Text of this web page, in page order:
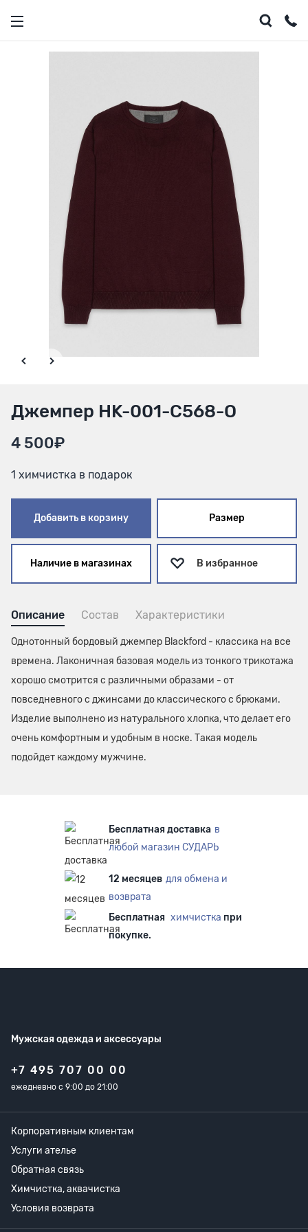
Джемпер HK-001-С568-О
4 500₽
1 химчистка в подарок
Добавить в корзину Размер
Наличие в магазинах В избранное
Описание Состав Характеристики
Однотонный бордовый джемпер Blackford - классика на все
времена. Лаконичная базовая модель из тонкого трикотажа
хорошо смотрится с различными образами - от
повседневного с джинсами до классического с брюками.
Изделие выполнено из натурального хлопка, что делает его
очень комфортным и удобным в носке. Такая модель
подойдет каждому мужчине.
Бесплатная доставка в
любой магазин СУДАРЬ
12 месяцев для обмена и
возврата
Бесплатная химчистка при
покупке.
Мужская одежда и аксессуары
+7 495 707 00 00
ежедневно с 9:00 до 21:00
Корпоративным клиентам
Услуги ателье
Обратная связь
Химчистка, аквачистка
Условия возврата